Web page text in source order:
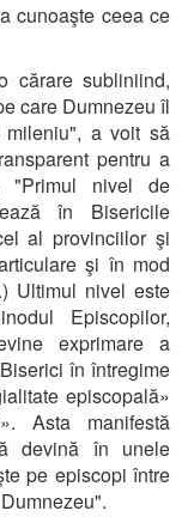
cunoaşte ceea ce
cărare subliniind,
care Dumnezeu îl
a voit să
pentru a
"Primul nivel de
în Bisericile
al provinciilor şi
şi în mod
Ultimul nivel este
Episcopilor,
exprimare a
în întregime
episcopală»
Asta manifestă
devină în unele
pe episcopi între